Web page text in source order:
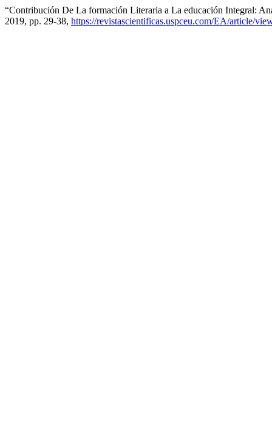
“Contribución De La formación Literaria a La educación Integral:
2019, pp. 29-38, https://revistascientificas.uspceu.com/EA/article/